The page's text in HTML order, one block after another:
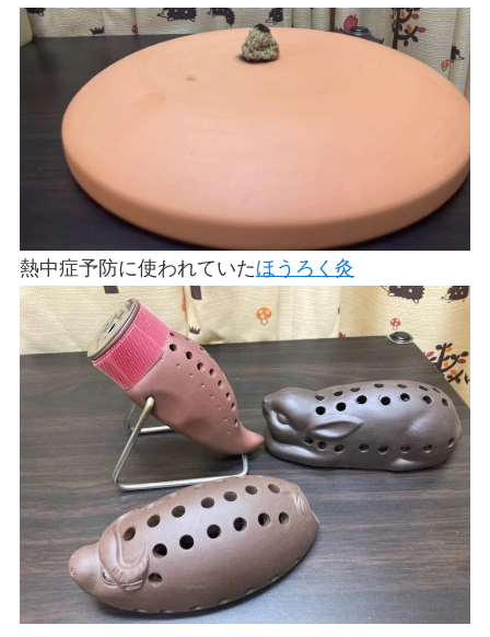
熱中症予防に使われていたほうろく灸